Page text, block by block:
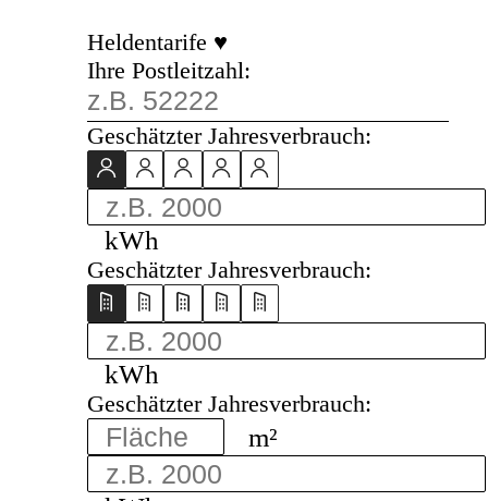
Heldentarife ♥
Ihre Postleitzahl:
Geschätzter Jahresverbrauch:
kWh
Geschätzter Jahresverbrauch:
kWh
Geschätzter Jahresverbrauch:
m²